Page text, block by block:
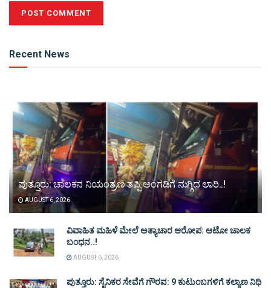
Recent News
ಪುತ್ತೂರು: ಚಾಲಕನ ನಿಯಂತ್ರಣ ತಪ್ಪಿ ಅಂಗಡಿಗೆ ನುಗ್ಗಿದ ಲಾರಿ..!
AUGUST 6, 2026
ವಿವಾಹಿತ ಮಹಿಳೆ ಮೇಲೆ ಅತ್ಯಾಚಾರ ಆರೋಪ: ಆಟೋ ಚಾಲಕ
ಬಂಧನ..!
AUGUST 6, 2026
ಪುತ್ತೂರು: ಸೈನಿಕರ ಸೇವೆಗೆ ಗೌರವ: 9 ಕುಟುಂಬಗಳಿಗೆ ಕಲ್ಯಾಣ ನಿಧಿ